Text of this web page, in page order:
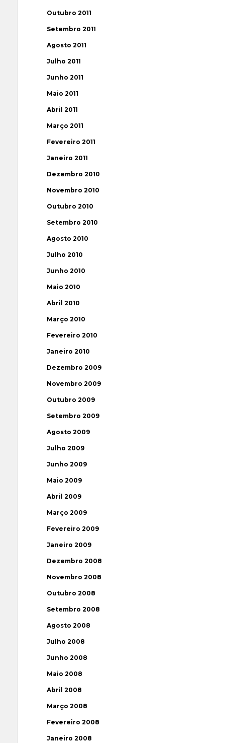
Outubro 2011
Setembro 2011
Agosto 2011
Julho 2011
Junho 2011
Maio 2011
Abril 2011
Março 2011
Fevereiro 2011
Janeiro 2011
Dezembro 2010
Novembro 2010
Outubro 2010
Setembro 2010
Agosto 2010
Julho 2010
Junho 2010
Maio 2010
Abril 2010
Março 2010
Fevereiro 2010
Janeiro 2010
Dezembro 2009
Novembro 2009
Outubro 2009
Setembro 2009
Agosto 2009
Julho 2009
Junho 2009
Maio 2009
Abril 2009
Março 2009
Fevereiro 2009
Janeiro 2009
Dezembro 2008
Novembro 2008
Outubro 2008
Setembro 2008
Agosto 2008
Julho 2008
Junho 2008
Maio 2008
Abril 2008
Março 2008
Fevereiro 2008
Janeiro 2008